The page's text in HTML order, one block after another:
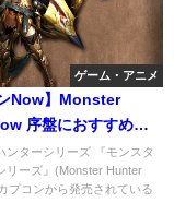
ゲーム・アニメ
Now】Monster
序盤におすすめ武
識＆必須スキル！
ンターシリーズ 『モンスタ
リーズ』(Monster Hunter
プコンから発売されている